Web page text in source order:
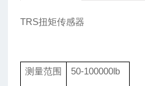
TRS扭矩传感器
测量范围 50-100000lb